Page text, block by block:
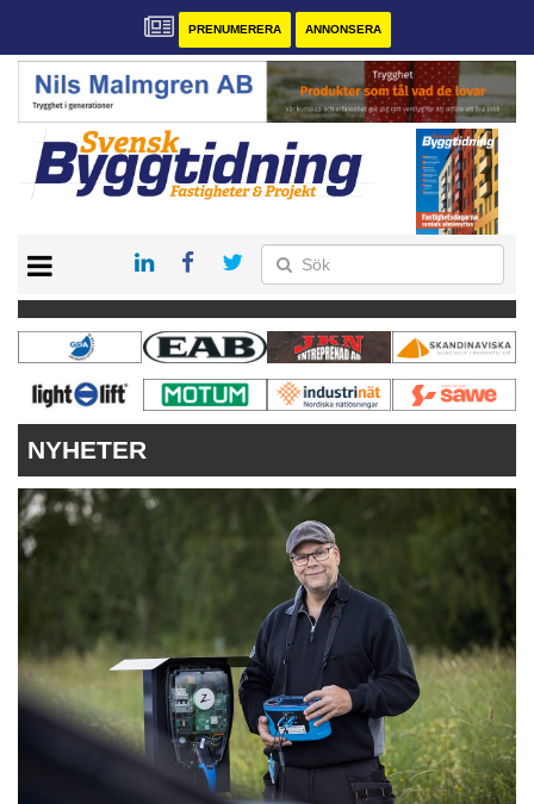
PRENUMERERA ANNONSERA
PRENUMERERA
VÅRA ANDRA MAGASIN
ANNONSERA
NYHETER